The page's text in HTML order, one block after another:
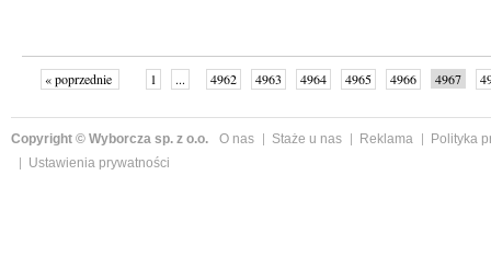
« poprzednie 1 ... 4962 4963 4964 4965 4966 4967
Copyright © Wyborcza sp. z o.o. O nas Staże u nas Reklama
Polityka
Ustawienia prywatności